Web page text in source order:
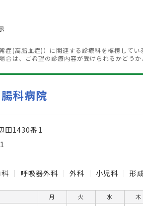
症(高脂血症)）に関連する診療科を標榜してい
合は、ご希望の診療内容が受けられるかどう
科病院
田1430番1
呼吸器外科 外科 小児科 形
月 火 水 木